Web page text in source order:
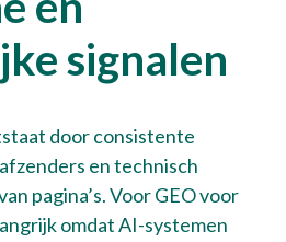
signalen
door consistente
en technisch
pagina’s. Voor GEO voor
omdat AI-systemen